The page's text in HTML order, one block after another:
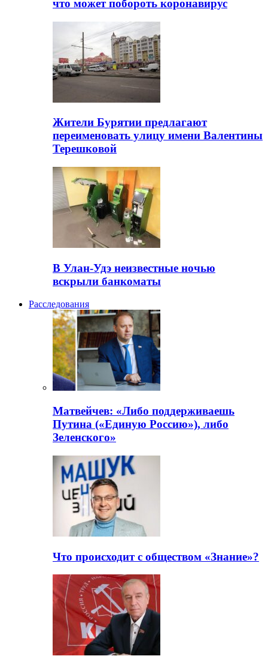
что может побороть коронавирус
Жители Бурятии предлагают
переименовать улицу имени Валентины
Терешковой
В Улан-Удэ неизвестные ночью
вскрыли банкоматы
Расследования
Матвейчев: «Либо поддерживаешь
Путина («Единую Россию»), либо
Зеленского»
Что происходит с обществом «Знание»?